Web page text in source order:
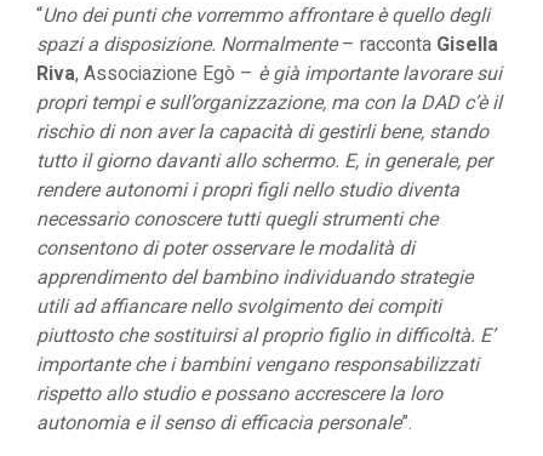
“Uno dei punti che vorremmo affrontare è quello degli
spazi a disposizione. Normalmente– racconta Gisella
Riva, Associazione Egò – è già importante lavorare sui
propri tempi e sull’organizzazione, ma con la DAD c’è il
rischio di non aver la capacità di gestirli bene, stando
tutto il giorno davanti allo schermo. E, in generale, per
rendere autonomi i propri figli nello studio diventa
necessario conoscere tutti quegli strumenti che
consentono di poter osservare le modalità di
apprendimento del bambino individuando strategie
utili ad affiancare nello svolgimento dei compiti
piuttosto che sostituirsi al proprio figlio in difficoltà. E’
importante che i bambini vengano responsabilizzati
rispetto allo studio e possano accrescere la loro
autonomia e il senso di efficacia personale”.